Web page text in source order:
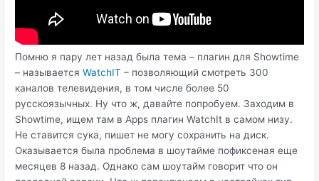
Помню я пару лет назад была тема – плагин для Showtime
– называетсяWatсhIT – позволяющий смотреть 300
каналов телевидения, в том числе более 50
русскоязычных. Ну что ж, давайте попробуем. Заходим в
Showtime, ищем там в Apps плагин WatchIt в самом низу.
Не ставится сука, пишет не могу сохранить на диск.
Оказывается была проблема в шоутайме пофиксеная еще
месяцев 8 назад. Однако сам шоутайм говорит что он